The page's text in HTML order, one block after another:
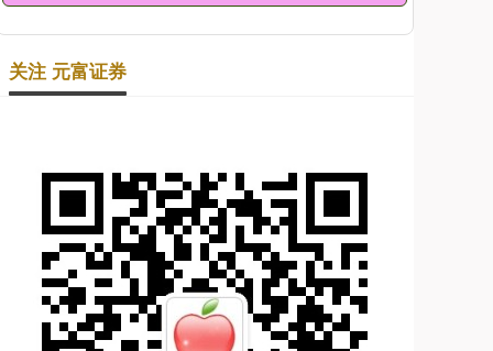
关注 元富证券